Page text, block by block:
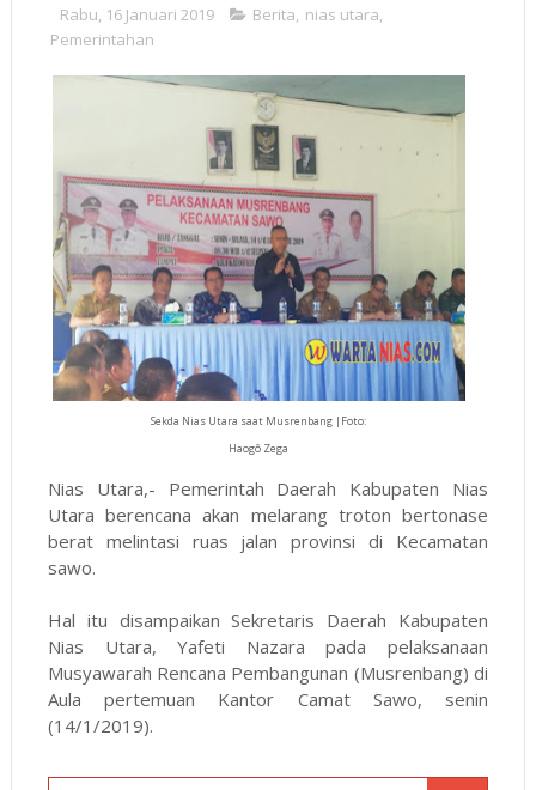
Rabu, 16 Januari 2019 Berita, nias utara,
Pemerintahan
Sekda Nias Utara saat Musrenbang |Foto:
Haogô Zega
Nias Utara,- Pemerintah Daerah Kabupaten Nias
Utara berencana akan melarang troton bertonase
berat melintasi ruas jalan provinsi di Kecamatan
sawo.
Hal itu disampaikan Sekretaris Daerah Kabupaten
Nias Utara, Yafeti Nazara pada pelaksanaan
Musyawarah Rencana Pembangunan (Musrenbang) di
Aula pertemuan Kantor Camat Sawo, senin
(14/1/2019).